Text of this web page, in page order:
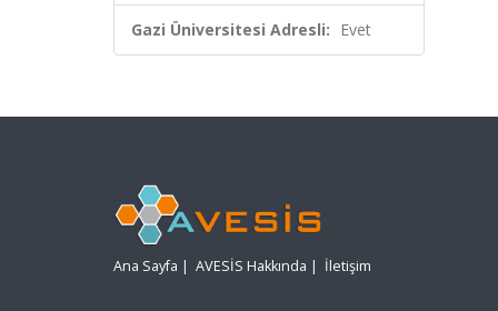
Gazi Üniversitesi Adresli: Evet
Ana Sayfa | AVESİS Hakkında | İletişim